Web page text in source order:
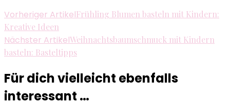
Beitragsnavigation
Vorheriger ArtikelFrühling Blumen basteln mit Kindern:
Kreative Ideen
Nächster ArtikelWeihnachtsbaumschmuck mit Kindern
basteln: Basteltipps
Für dich vielleicht ebenfalls
interessant …